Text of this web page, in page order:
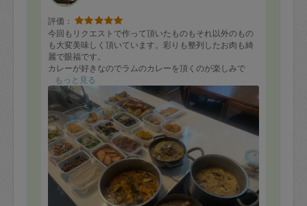
評価：
今回もリクエストで作って頂いたものもそれ以外のもの
も大変美味しく頂いています。彩りも整列したお肉も綺
麗で眼福です。
カレーが好きなのでラムのカレーを頂くのが楽しみで
す！残っていたお野菜も綺麗に使って頂いて嬉しく思い
ます。
子供が産まれたばかりでなかなか外食にいけないのでお
店のようなお料理を作って頂いて幸せです。
いつも目一杯に作って下さってありがとうございます！
家族みんなで有り難く頂きます。
もっと見る